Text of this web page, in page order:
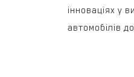
інноваціях у
автомобілів